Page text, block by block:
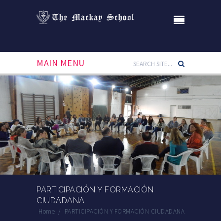
MAIN MENU
PARTICIPACIÓN Y FORMACIÓN
CIUDADANA
Home / PARTICIPACIÓN Y FORMACIÓN CIUDADANA